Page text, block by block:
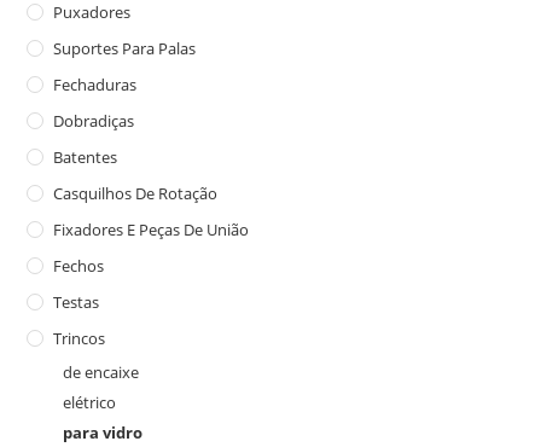
Puxadores
Suportes Para Palas
Fechaduras
Dobradiças
Batentes
Casquilhos De Rotação
Fixadores E Peças De União
Fechos
Testas
Trincos
de encaixe
elétrico
para vidro